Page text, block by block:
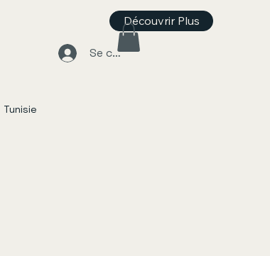
Découvrir Plus
Se connecter
Tunisie